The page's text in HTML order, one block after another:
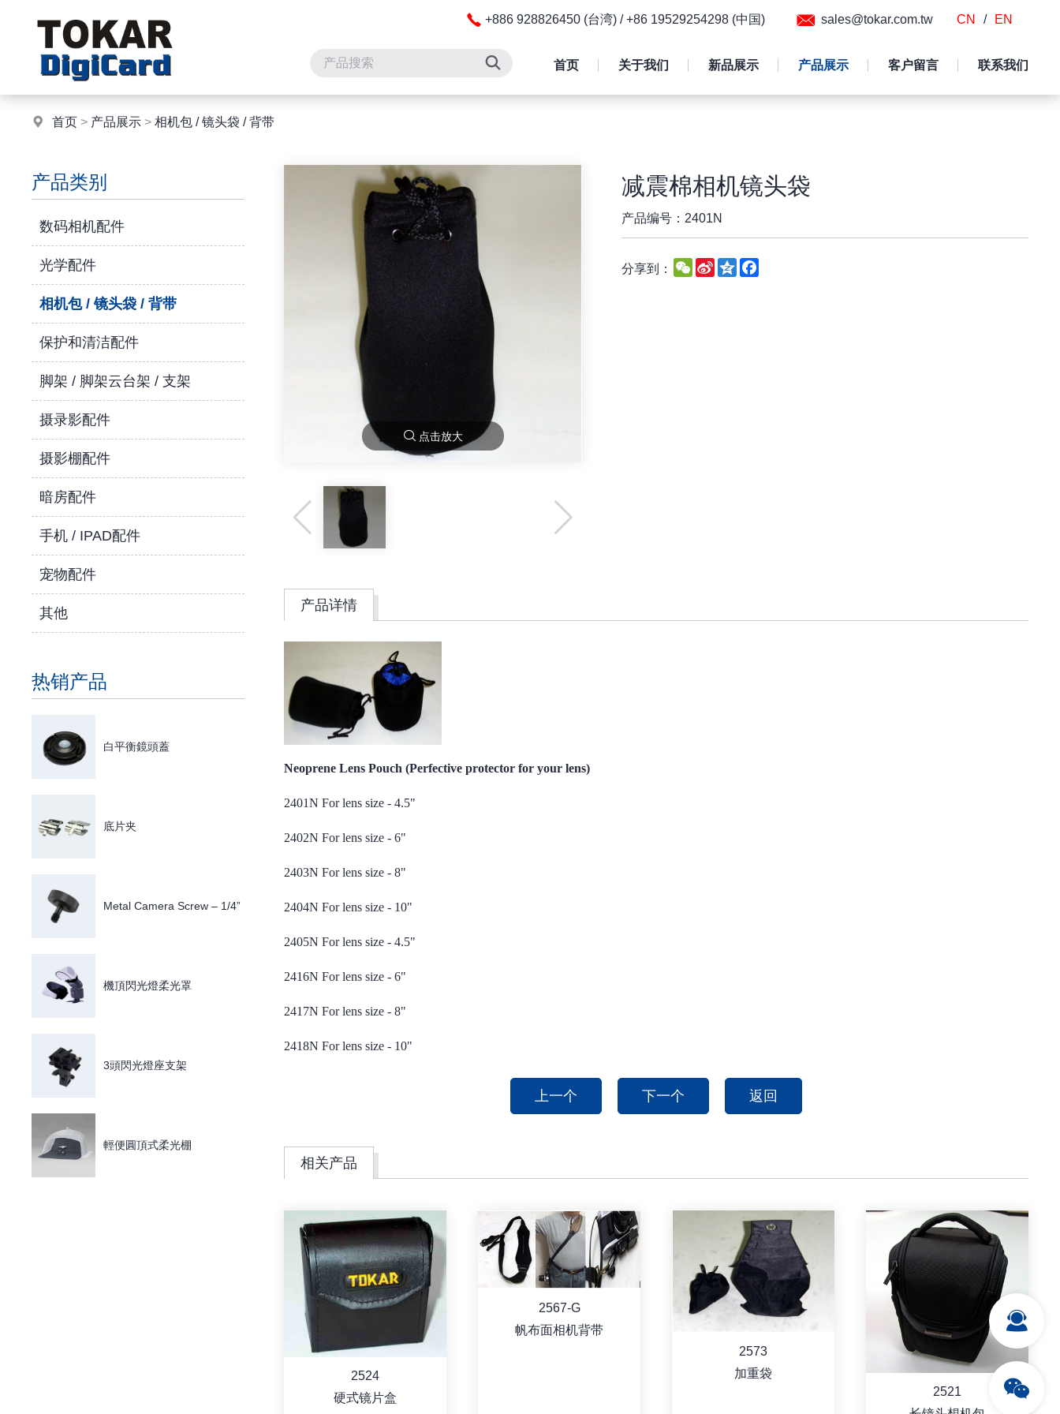
首页 关于我们 新品展示 产品展示 客户留言 联系我们
+886 928826450 (台湾) / +86 19529254298 (中国) sales@tokar.com.tw CN / EN
首页 > 产品展示 >相机包 / 镜头袋 / 背带
产品类别
数码相机配件
光学配件
相机包 / 镜头袋 / 背带
保护和清洁配件
脚架 / 脚架云台架 / 支架
摄录影配件
摄影棚配件
暗房配件
手机 / IPAD配件
宠物配件
其他
热销产品
白平衡鏡頭蓋
底片夹
Metal Camera Screw – 1/4”
機頂閃光燈柔光罩
3頭閃光燈座支架
輕便圓頂式柔光棚
点击放大
减震棉相机镜头袋
产品编号：2401N
分享到： WeChat
Sina
Weibo
QzoneFacebook
产品详情
Neoprene Lens Pouch (Perfective protector for your lens)
2401NFor lens size - 4.5"
2402NFor lens size - 6"
2403NFor lens size - 8"
2404NFor lens size - 10"
2405NFor lens size - 4.5"
2416NFor lens size - 6"
2417NFor lens size - 8"
2418NFor lens size - 10"
上一个 下一个 返回
相关产品
2524
硬式镜片盒
2567-G
帆布面相机背带
2573
加重袋
2521